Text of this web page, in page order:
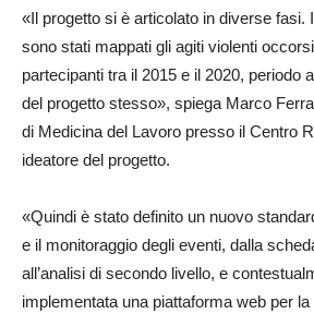
«Il progetto si è articolato in diverse fasi.
sono stati mappati gli agiti violenti
partecipanti tra il 2015 e il 2020, periodo
del progetto stesso», spiega Marco
di Medicina del Lavoro presso il Centro
ideatore del progetto.
«Quindi è stato definito un nuovo
e il monitoraggio degli eventi, dalla
all’analisi di secondo livello, e
implementata una piattaforma web per